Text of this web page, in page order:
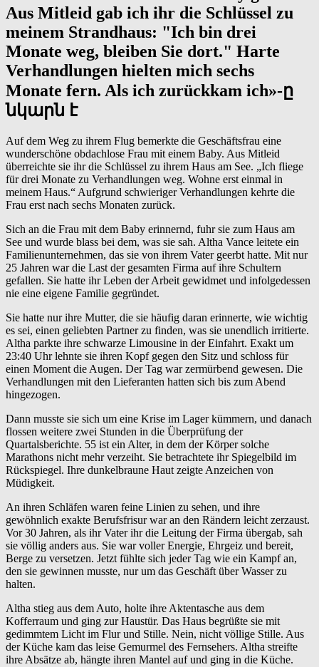
Auf dem Weg zu ihrem Flug bemerkte die Geschäftsfrau eine
wunderschöne obdachlose Frau mit einem Baby. Aus Mitleid
überreichte sie ihr die Schlüssel zu ihrem Haus am See. „Ich fliege
für drei Monate zu Verhandlungen weg. Wohne erst einmal in
meinem Haus.“ Aufgrund schwieriger Verhandlungen kehrte die
Frau erst nach sechs Monaten zurück.
Sich an die Frau mit dem Baby erinnernd, fuhr sie zum Haus am
See und wurde blass bei dem, was sie sah. Altha Vance leitete ein
Familienunternehmen, das sie von ihrem Vater geerbt hatte. Mit nur
25 Jahren war die Last der gesamten Firma auf ihre Schultern
gefallen. Sie hatte ihr Leben der Arbeit gewidmet und infolgedessen
nie eine eigene Familie gegründet.
Sie hatte nur ihre Mutter, die sie häufig daran erinnerte, wie wichtig
es sei, einen geliebten Partner zu finden, was sie unendlich irritierte.
Altha parkte ihre schwarze Limousine in der Einfahrt. Exakt um
23:40 Uhr lehnte sie ihren Kopf gegen den Sitz und schloss für
einen Moment die Augen. Der Tag war zermürbend gewesen. Die
Verhandlungen mit den Lieferanten hatten sich bis zum Abend
hingezogen.
Dann musste sie sich um eine Krise im Lager kümmern, und danach
flossen weitere zwei Stunden in die Überprüfung der
Quartalsberichte. 55 ist ein Alter, in dem der Körper solche
Marathons nicht mehr verzeiht. Sie betrachtete ihr Spiegelbild im
Rückspiegel. Ihre dunkelbraune Haut zeigte Anzeichen von
Müdigkeit.
An ihren Schläfen waren feine Linien zu sehen, und ihre
gewöhnlich exakte Berufsfrisur war an den Rändern leicht zerzaust.
Vor 30 Jahren, als ihr Vater ihr die Leitung der Firma übergab, sah
sie völlig anders aus. Sie war voller Energie, Ehrgeiz und bereit,
Berge zu versetzen. Jetzt fühlte sich jeder Tag wie ein Kampf an,
den sie gewinnen musste, nur um das Geschäft über Wasser zu
halten.
Altha stieg aus dem Auto, holte ihre Aktentasche aus dem
Kofferraum und ging zur Haustür. Das Haus begrüßte sie mit
gedimmtem Licht im Flur und Stille. Nein, nicht völlige Stille. Aus
der Küche kam das leise Gemurmel des Fernsehers. Altha streifte
ihre Absätze ab, hängte ihren Mantel auf und ging in die Küche.